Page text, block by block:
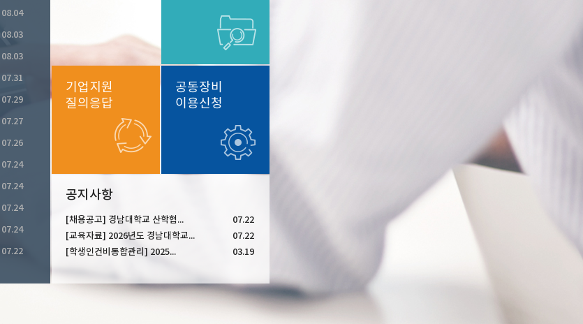
08.04
08.03
08.03
07.31
07.29
07.27
07.26
07.24
07.24
07.24
07.24
07.22
기업지원
질의응답
공동장비
이용신청
공지사항
[채용공고] 경남대학교 산학협...
07.22
[교육자료] 2026년도 경남대학교...
07.22
[학생인건비통합관리] 2025...
03.19